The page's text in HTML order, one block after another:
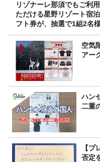
リゾナーレ那須でもご利
ただける星野リゾート宿
フト券が、抽選で1組2名
プレゼント！
空気
アー
ハン
二重
【
否定